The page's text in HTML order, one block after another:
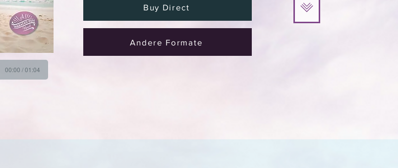
00:00 / 01:04
Buy Direct
Andere Formate